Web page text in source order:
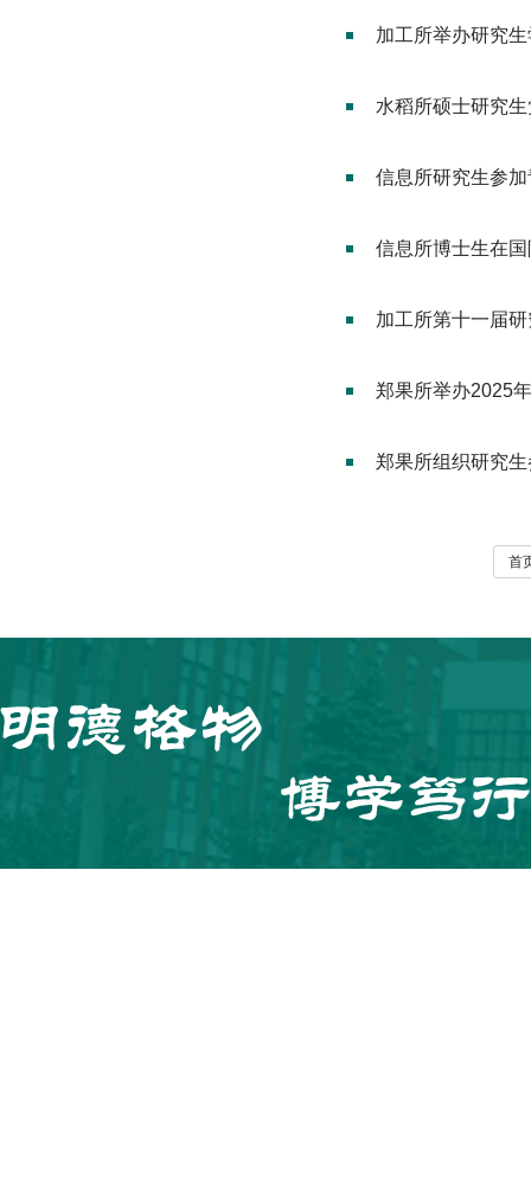
加工所举办研究
水稻所硕士研究
信息所研究生参
信息所博士生在
加工所第十一届
郑果所举办2025
郑果所组织研究
首